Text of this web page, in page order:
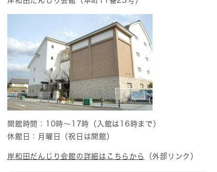
開館時間：10時～17時（入館は16時まで）
休館日：月曜日（祝日は開館）
岸和田だんじり会館の詳細はこちらから （外部リンク）